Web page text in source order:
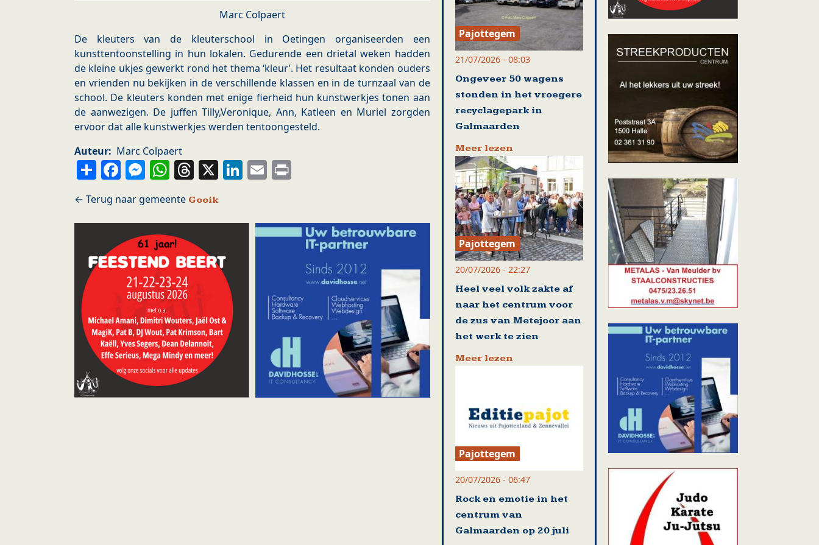
Marc Colpaert
De kleuters van de kleuterschool in Oetingen organiseerden een
kunsttentoonstelling in hun lokalen. Gedurende een drietal weken hadden
de kleine ukjes gewerkt rond het thema ‘kleur’. Het resultaat konden ouders
en vrienden nu bekijken in de verschillende klassen en in de turnzaal van de
school. De kleuters konden met enige fierheid hun kunstwerkjes tonen aan
de aanwezigen. De juffen Tilly,Veronique, Ann, Katleen en Muriel zorgden
ervoor dat alle kunstwerkjes werden tentoongesteld.
Auteur
Marc Colpaert
ShareFacebook
Messenger
WhatsApp
Threads
X LinkedIn
Email
Gooik
Pajottegem
21/07/2026 - 08:03
Ongeveer 50 wagens
stonden in het vroegere
recyclagepark in
Galmaarden
Meer lezen
Pajottegem
20/07/2026 - 22:27
Heel veel volk zakte af
naar het centrum voor
de zus van Metejoor aan
het werk te zien
Meer lezen
Pajottegem
20/07/2026 - 06:47
Rock en emotie in het
centrum van
Galmaarden op 20 juli